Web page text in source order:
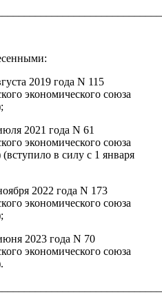
2019 года N 115
экономического союза
2021 года N 61
экономического союза
в силу с 1 января
2022 года N 173
экономического союза
2023 года N 70
экономического союза